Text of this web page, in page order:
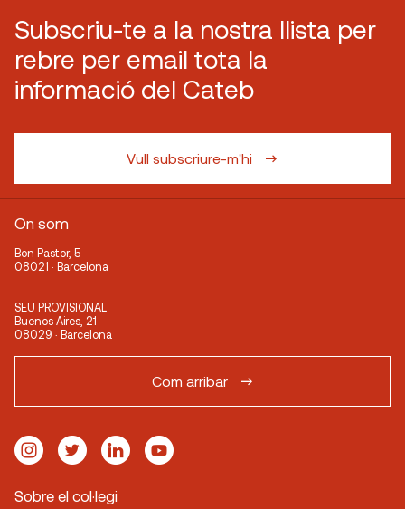
Subscriu-te a la nostra llista per
rebre per email tota la
informació del Cateb
Vull subscriure-m'hi
On som
Bon Pastor, 5
08021 · Barcelona
SEU PROVISIONAL
Buenos Aires, 21
08029 · Barcelona
Com arribar
Sobre el col·legi